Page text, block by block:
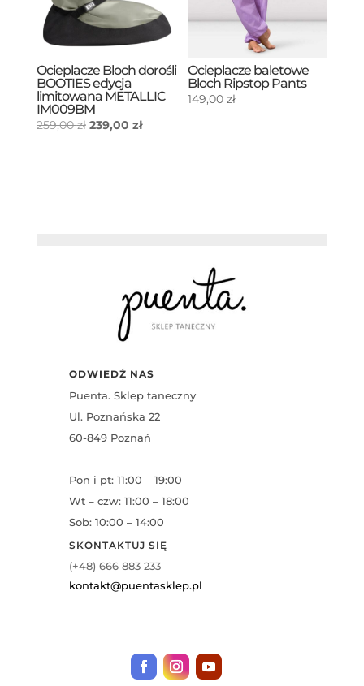
Ocieplacze Bloch dorośli
BOOTIES edycja
limitowana METALLIC
IM009BM
259,00zł Pierwotna
239,00 złAktualna
Ocieplacze baletowe
Bloch Ripstop Pants
149,00zł
ODWIEDŹ NAS
Puenta. Sklep taneczny
Ul. Poznańska 22
60-849 Poznań
Pon i pt: 11:00 – 19:00
Wt – czw: 11:00 – 18:00
Sob: 10:00 – 14:00
SKONTAKTUJ SIĘ
(+48) 666 883 233
kontakt@puentasklep.pl